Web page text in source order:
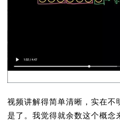
视频讲解得简单清晰，实在不
是了。我觉得就余数这个概念